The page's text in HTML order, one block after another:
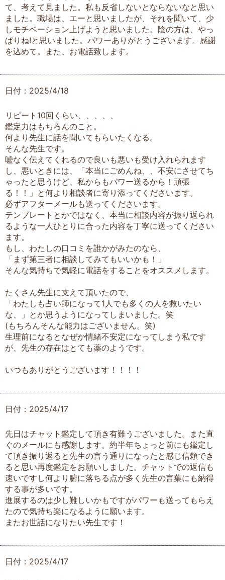
て、考えて見ました。私も反省しないとならないなと思い
ました。職場は、エーと思いましたが、それを聞いて、少
しモチベーション上げようと思いました。陰の方は、やっ
ぱりね!と思いました。パワーありがとうございます。感謝
を込めて。また、お電話致します。
日付：2025/4/18
リピート10回くらい、、、、、
鑑定力はもちろんのこと。
何より先生に話を聞いてもらいたくなる。
そんな先生です。
嘘なく伝えてくれるので良いも悪いも受け入れられます
し、悪いときには、「本当にごめんね、、不安にさせてち
ゃったと思うけど、私からもパワー送るから！頑張
る！！」と何より相談者に寄り添ってくださいます。
必ずアフターメールも送ってくださいます。
テンプレートとかではなく、本当に相談内容が振り返られ
るような一人ひとりに合った内容を丁寧に送ってください
ます。
もし、わたしの口コミを誰かがみたのなら、
「まず第三者に相談してみてもいいかも！」
そんな気持ちで気軽に電話をすることをオススメします。
たくさん先生に支えて頂いたので、
「わたしも占い師になって1人でも多くの人を救いたい
な、」とか思うようになってしまいました。笑
(もちろんそんな能力はございません。笑)
生理前になるとなぜか情緒不安定になってしまう私です
が、先生の存在はとても薬のようです。
いつもありがとうございます！！！！
日付：2025/4/17
先日はチャット鑑定して頂き有難うございました。また直
ぐのメールにも感謝します。約半年ちょっと前にも鑑定し
て頂き振り返ると先生の言う通りになったと感じ信頼でき
ると思い再度鑑定をお願いしました。チャットでの返信も
速いですし何より腑に落ちる点が多く先生の言葉にも納得
する事が多いです。
進展するのは少し難しいかもですがパワーも送ってもらえ
たので気持ち楽になるように願います。
またお世話になりたい先生です！
日付：2025/4/17